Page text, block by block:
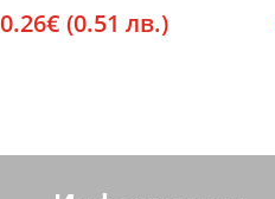
0.26€ (0.51 лв.)